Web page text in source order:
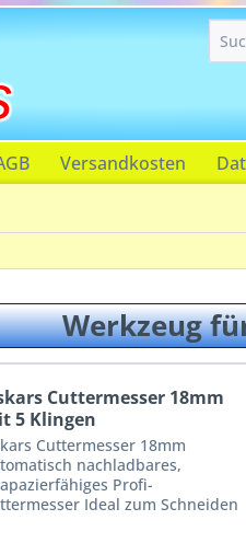
Versandkosten
Werkzeug
Cuttermesser 18mm
5 Klingen
Cuttermesser 18mm
nachladbares,
Profi-
Ideal zum Schneiden